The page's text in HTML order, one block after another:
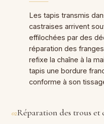
Les tapis transmis
castraises arrivent
effilochées par des
réparation des
refixe la chaîne à la
tapis une bordure
conforme à son
02Réparation des trous et